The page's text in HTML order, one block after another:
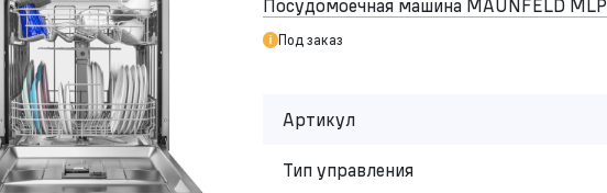
Посудомоечная машина MAUNFELD
Под заказ
Артикул
Тип управления